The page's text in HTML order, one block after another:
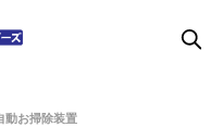
動お掃除装置